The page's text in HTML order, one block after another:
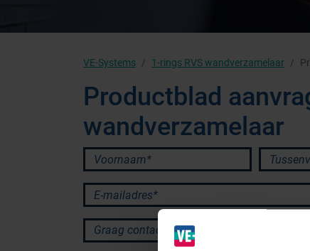
VE-Systems 1-rings RVS wandverzamelaar
Productblad
wandverzamelaar
Voornaam*
E-mailadres*
Graag contact via:
Branches
Ziekenhuizen en klinieken
Zorginstellingen